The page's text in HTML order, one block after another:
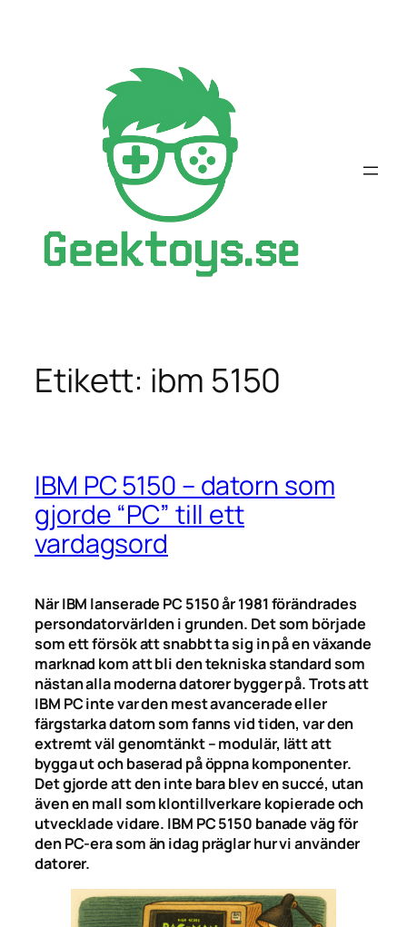
Etikett: ibm 5150
IBM PC 5150 – datorn som
gjorde “PC” till ett
vardagsord
När IBM lanserade PC 5150 år 1981 förändrades
persondatorvärlden i grunden. Det som började
som ett försök att snabbt ta sig in på en växande
marknad kom att bli den tekniska standard som
nästan alla moderna datorer bygger på. Trots att
IBM PC inte var den mest avancerade eller
färgstarka datorn som fanns vid tiden, var den
extremt väl genomtänkt – modulär, lätt att
bygga ut och baserad på öppna komponenter.
Det gjorde att den inte bara blev en succé, utan
även en mall som klontillverkare kopierade och
utvecklade vidare. IBM PC 5150 banade väg för
den PC-era som än idag präglar hur vi använder
datorer.